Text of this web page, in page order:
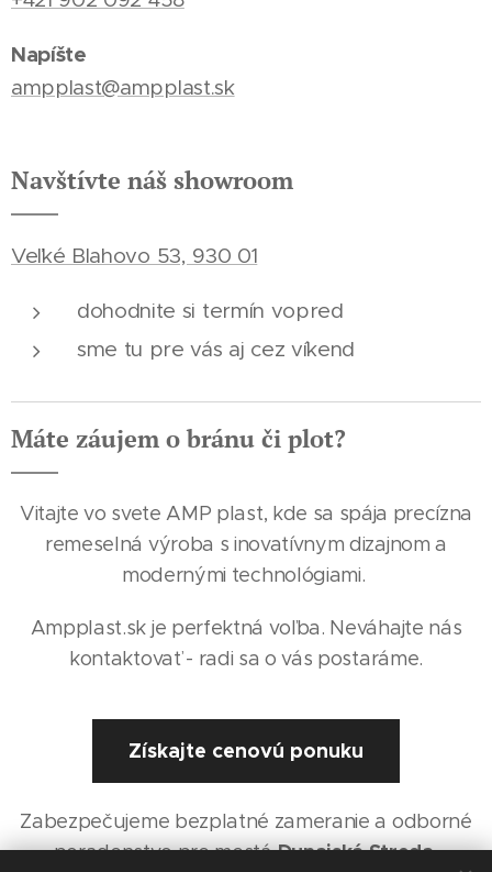
Napíšte
ampplast@ampplast.sk
Navštívte náš showroom
Veľké Blahovo 53, 930 01
dohodnite si termín vopred
sme tu pre vás aj cez víkend
Máte záujem o bránu či plot?
Vitajte vo svete AMP plast, kde sa spája precízna
remeselná výroba s inovatívnym dizajnom a
modernými technológiami.
Ampplast.sk je perfektná voľba. Neváhajte nás
kontaktovať - radi sa o vás postaráme.
Získajte cenovú ponuku
Zabezpečujeme bezplatné zameranie a odborné
poradenstvo pre mestáDunajská Streda,